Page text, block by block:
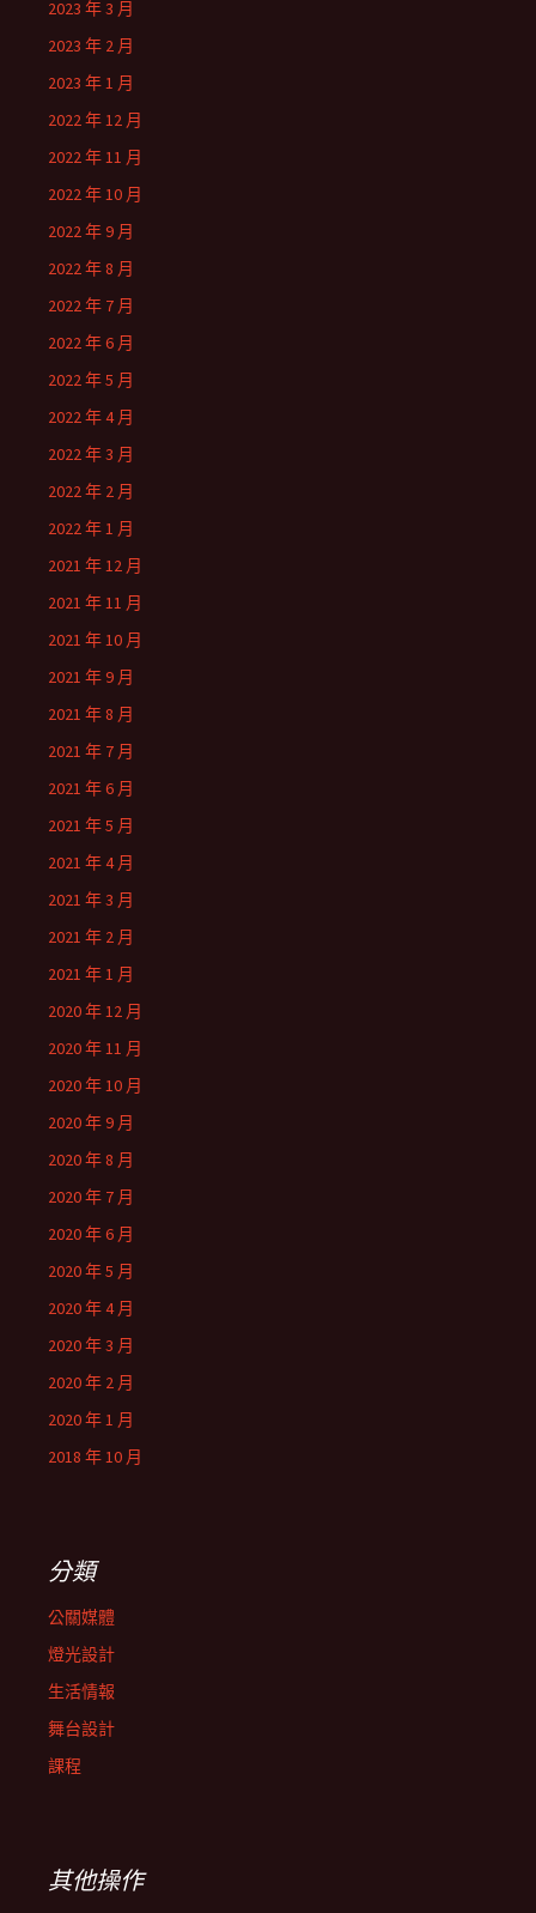
2023 年 3 月
2023 年 2 月
2023 年 1 月
2022 年 12 月
2022 年 11 月
2022 年 10 月
2022 年 9 月
2022 年 8 月
2022 年 7 月
2022 年 6 月
2022 年 5 月
2022 年 4 月
2022 年 3 月
2022 年 2 月
2022 年 1 月
2021 年 12 月
2021 年 11 月
2021 年 10 月
2021 年 9 月
2021 年 8 月
2021 年 7 月
2021 年 6 月
2021 年 5 月
2021 年 4 月
2021 年 3 月
2021 年 2 月
2021 年 1 月
2020 年 12 月
2020 年 11 月
2020 年 10 月
2020 年 9 月
2020 年 8 月
2020 年 7 月
2020 年 6 月
2020 年 5 月
2020 年 4 月
2020 年 3 月
2020 年 2 月
2020 年 1 月
2018 年 10 月
分類
公關媒體
燈光設計
生活情報
舞台設計
課程
其他操作